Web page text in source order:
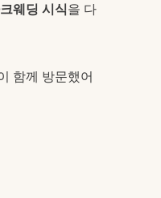
웨딩 시식을 다
함께 방문했어